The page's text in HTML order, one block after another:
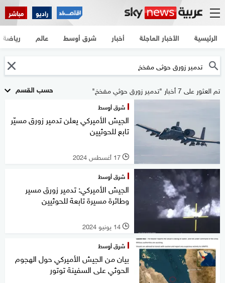
راديو مباشر
الرئيسية الأخبار العاجلة أخبار شرق أوسط عالم رياضة
حسب القسم تم العثور على 7 أخبار "تدمير زورق حوثي مفخخ"
شرق أوسط
الجيش الأميركي يعلن تدمير زورق مسيّر
تابع للحوثيين
l 17 أغسطس 2024
شرق أوسط
الجيش الأميركي: تدمير زورق مسير
وطائرة مسيرة تابعة للحوثيين
l 14 يونيو 2024
شرق أوسط
بيان من الجيش الأميركي حول الهجوم
الحوثي على السفينة توتور